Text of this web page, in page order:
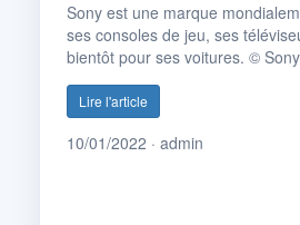
Sony est une marque
ses consoles de jeu, ses
bientôt pour ses voitures. ©
Lire l'article
10/01/2022 · admin